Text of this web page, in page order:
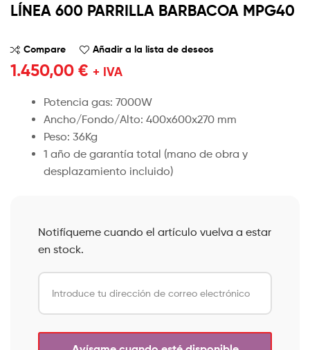
LÍNEA 600 PARRILLA BARBACOA MPG40
Compare Añadir a la lista de deseos
1.450,00 € + IVA
Potencia gas: 7000W
Ancho/Fondo/Alto: 400x600x270 mm
Peso: 36Kg
1 año de garantía total (mano de obra y
desplazamiento incluido)
Notifíqueme cuando el artículo vuelva a estar
en stock.